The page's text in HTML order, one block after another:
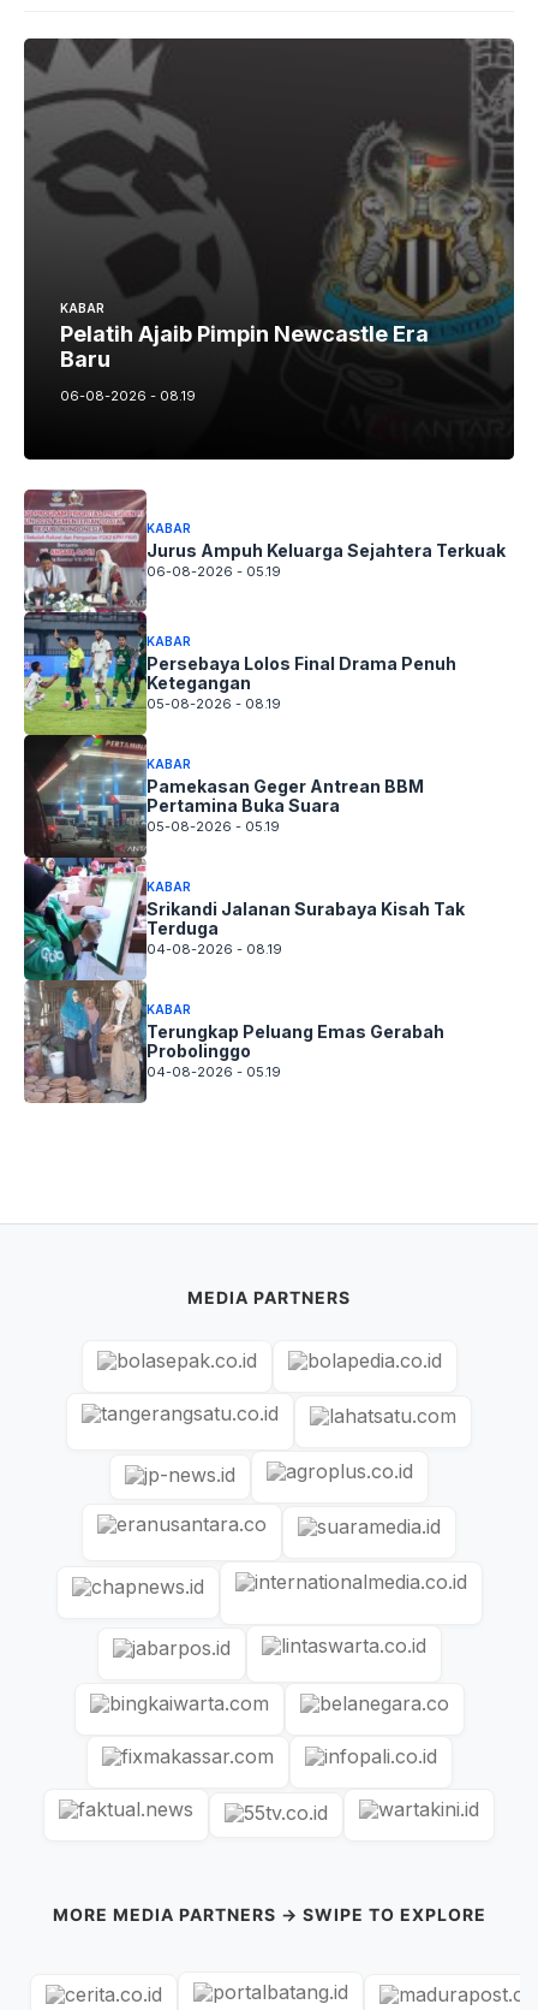
KABAR
Pelatih Ajaib Pimpin Newcastle Era
Baru
06-08-2026 - 08.19
KABAR
Jurus Ampuh Keluarga Sejahtera Terkuak
06-08-2026 - 05.19
KABAR
Persebaya Lolos Final Drama Penuh
Ketegangan
05-08-2026 - 08.19
KABAR
Pamekasan Geger Antrean BBM
Pertamina Buka Suara
05-08-2026 - 05.19
KABAR
Srikandi Jalanan Surabaya Kisah Tak
Terduga
04-08-2026 - 08.19
KABAR
Terungkap Peluang Emas Gerabah
Probolinggo
04-08-2026 - 05.19
MEDIA PARTNERS
MORE MEDIA PARTNERS → SWIPE TO EXPLORE